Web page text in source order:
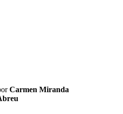
Carmen Miranda